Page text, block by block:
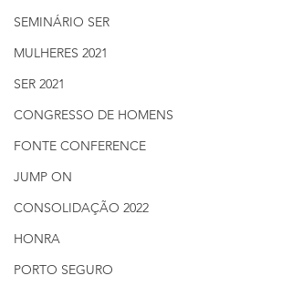
SEMINÁRIO SER
MULHERES 2021
SER 2021
CONGRESSO DE HOMENS
FONTE CONFERENCE
JUMP ON
CONSOLIDAÇÃO 2022
HONRA
PORTO SEGURO